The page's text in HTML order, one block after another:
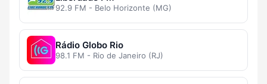
92.9 FM - Belo Horizonte (MG)
Rádio Globo Rio
98.1 FM - Rio de Janeiro (RJ)